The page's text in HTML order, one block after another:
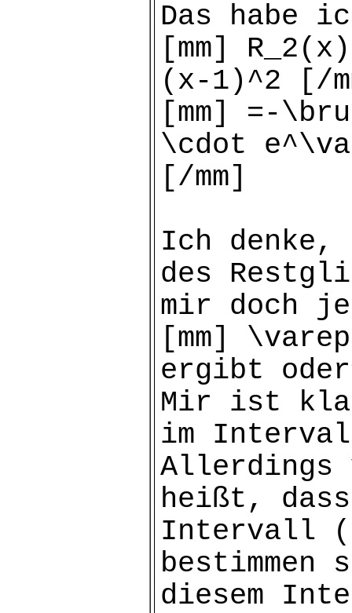
Das habe
[mm]
(x-1)^2 [/
[mm] =-
\cdot
[/mm]
Ich denke,
des
mir doch
[mm]
ergibt
Mir ist
im
Allerdings
heißt,
Intervall
diesem